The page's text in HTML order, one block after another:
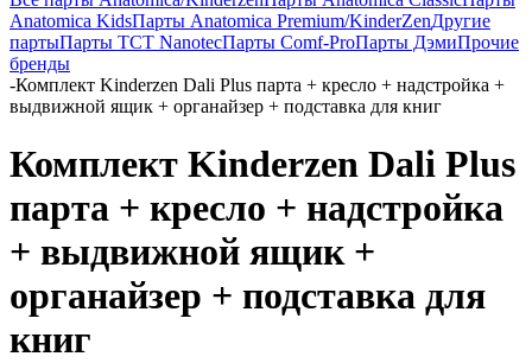
Anatomica KidsПарты Anatomica Premium/KinderZenДругие
партыПарты TCT NanotecПарты Comf-ProПарты ДэмиПрочие
бренды
-Комплект Kinderzen Dali Plus парта + кресло + надстройка +
выдвижной ящик + органайзер + подставка для книг
Комплект Kinderzen Dali Plus
парта + кресло + надстройка
+ выдвижной ящик +
органайзер + подставка для
книг